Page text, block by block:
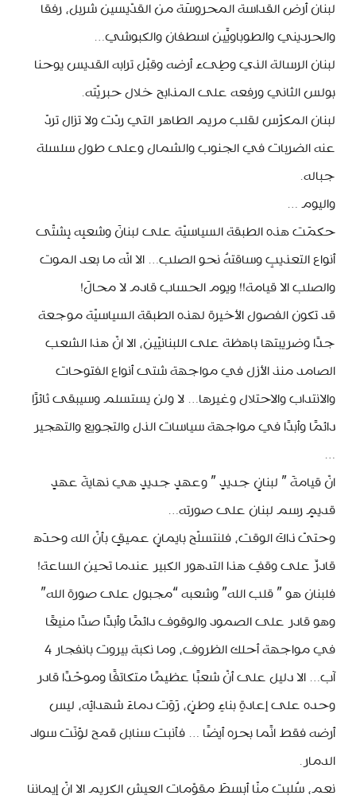
لبنان أرض القداسة المحروسَة من القدّيسين شربل، رفقا
والحرديني والطوباويَّين اسطفان والكبوشي…
لبنان الرسالة الذي وطِىء أرضه وقبّل ترابه القديس يوحنا
بولس الثاني ورفعه على المذابح خلال حبريّته.
لبنان المكرّس لقلب مريم الطاهر التي ردّت ولا تزال تردّ
عنه الضربات في الجنوب والشمال وعلى طول سلسلة
جباله.
واليوم …
حكمَت هذه الطبقة السياسيّة على لبنانَ وشعبِه بِشتّى
أنواع التعذيبِ وساقتهُ نحو الصلب… الا انّه ما بعد الموت
والصلب الا قيامة!! ويوم الحساب قادم لا محالَ!
قد تكون الفصول الأخيرة لهذه الطبقة السياسيّة موجعة
جدًا وضريبتها باهظة على اللبنانيّين، الا انّ هذا الشعب
الصامد منذ الأزل في مواجهة شتى أنواع الفتوحات
والانتداب والاحتلال وغيرها… لا ولن يستسلم وسيبقى ثائرًا
دائمًا وأبدًا في مواجهة سياسات الذل والتجويع والتهجير
…
انّ قيامةَ ” لبنانٍ جديدٍ ” وعهدٍ جديدٍ هي نهايةَ عهدٍ
قديمٍ رسم لبنان على صورته…
وحتىّ ذاكَ الوقت، فلنتسلّح بايمانٍ عميقٍ بأنّ الله وحدَه
قادرٌ على وقفِ هذا التدهور الكبير عندما تحين الساعة!
فلبنان هو ” قلب الله” وشعبه “مجبول على صورة الله”
وهو قادر على الصمود والوقوف دائمًا وأبدًا صدًا منيعًا
في مواجهة أحلك الظروف، وما نكبة بيروت بانفجار 4
آب… الا دليل على أنّ شعبًا عظيمًا متكاتفًا وموحّدًا قادر
وحده على إعادةِ بناءِ وطنٍ، رَوَت دماءَ شهدائِه، ليس
أرضه فقط انًما بحره أيضًا … فأنبت سنابل قمح لوّنَت سواد
الدمار.
نعم، سُلبت منّا أبسطَ مقوّمات العيش الكريم الا انّ إيماننا